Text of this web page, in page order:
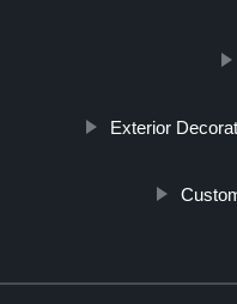
Exterior